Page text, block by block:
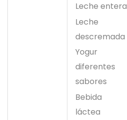
Leche entera
Leche
descremada
Yogur
diferentes
sabores
Bebida
láctea